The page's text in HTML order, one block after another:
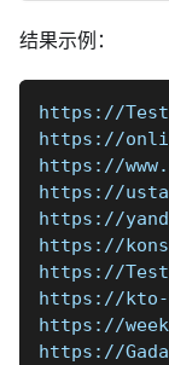
结果示例：
https://
https://
https://
https://
https://
https://
https://
https://kto-
https://
https://